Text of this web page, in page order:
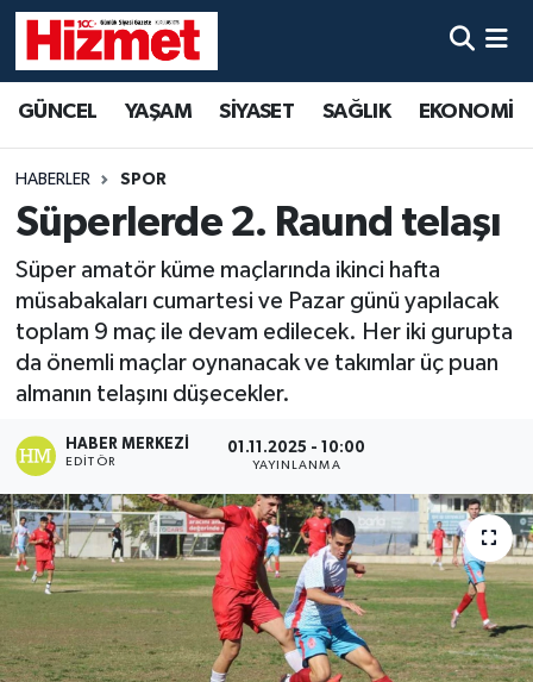
GÜNCEL YAŞAM SİYASET SAĞLIK EKONOMİ
HABERLER SPOR
Süperlerde 2. Raund telaşı
Süper amatör küme maçlarında ikinci hafta
müsabakaları cumartesi ve Pazar günü yapılacak
toplam 9 maç ile devam edilecek. Her iki gurupta
da önemli maçlar oynanacak ve takımlar üç puan
almanın telaşını düşecekler.
HABER MERKEZI
EDITÖR
01.11.2025 - 10:00
YAYINLANMA
YAŞAM
SİYASET
SAĞLIK
EKONOMİ
KÜLTÜR SANAT
SPOR
MAGAZİN
ÖZEL HABER
DTO
Denizli Hava Durumu
Denizli Trafik Yoğunluk Haritası
Süper Lig Puan Durumu ve Fikstür
Tüm Manşetler
Son Dakika Haberleri
Haber Arşivi